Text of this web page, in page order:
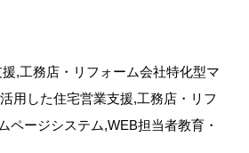
,工務店・リフォーム会社特化型マ
用した住宅営業支援,工務店・リフ
ページシステム,WEB担当者教育・